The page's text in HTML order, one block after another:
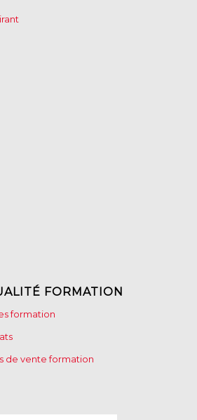
FORMATION
formation
de vente formation